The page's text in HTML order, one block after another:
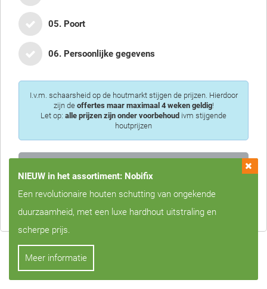
05. Poort
06. Persoonlijke gegevens
I.v.m. schaarsheid op de houtmarkt stijgen de prijzen. Hierdoor
zijn de offertes maar maximaal 4 weken geldig!
Let op: alle prijzen zijn onder voorbehoud ivm stijgende
houtprijzen
NIEUW in het assortiment: Nobifix
Een revolutionaire houten schutting van ongekende
duurzaamheid, met een luxe hardhout uitstraling en
scherpe prijs.
Meer informatie